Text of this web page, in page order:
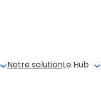
Notre solutionLe Hub